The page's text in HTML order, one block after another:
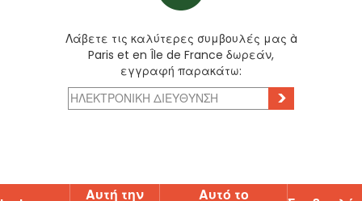
Λάβετε τις καλύτερες συμβουλές μας à
Paris et en Île de France δωρεάν,
εγγραφή παρακάτω:
>
Αυτή την Αυτό το